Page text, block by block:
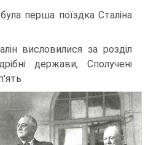
перша поїздка Сталіна
висловилися за розділ
держави, Сполучені